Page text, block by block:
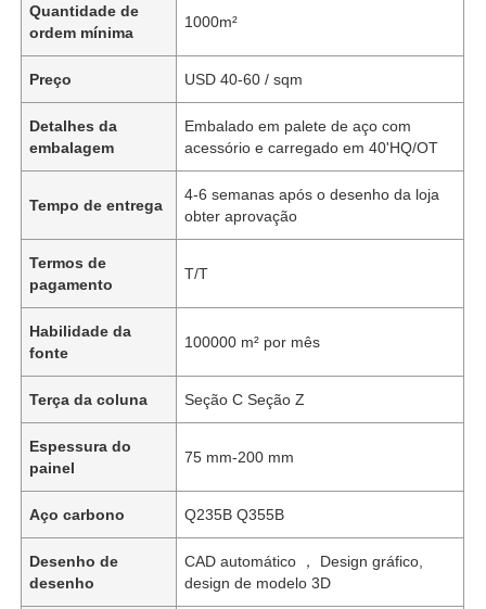
Quantidade de
ordem mínima
1000m²
Preço USD 40-60 / sqm
Detalhes da
embalagem
Embalado em palete de aço com
acessório e carregado em 40'HQ/OT
Tempo de entrega
4-6 semanas após o desenho da loja
obter aprovação
Termos de
pagamento
T/T
Habilidade da
fonte
100000 m² por mês
Terça da coluna Seção C Seção Z
Espessura do
painel
75 mm-200 mm
Aço carbono Q235B Q355B
Desenho de
desenho
CAD automático ， Design gráfico,
design de modelo 3D